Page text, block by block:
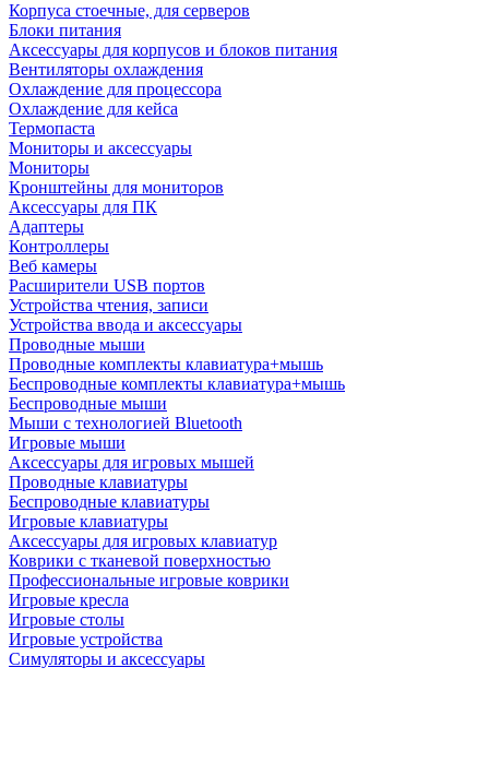
Корпуса стоечные, для серверов
Блоки питания
Аксессуары для корпусов и блоков питания
Вентиляторы охлаждения
Охлаждение для процессора
Охлаждение для кейса
Термопаста
Мониторы и аксессуары
Мониторы
Кронштейны для мониторов
Аксессуары для ПК
Адаптеры
Контроллеры
Веб камеры
Расширители USB портов
Устройства чтения, записи
Устройства ввода и аксессуары
Проводные мыши
Проводные комплекты клавиатура+мышь
Беспроводные комплекты клавиатура+мышь
Беспроводные мыши
Мыши с технологией Bluetooth
Игровые мыши
Аксессуары для игровых мышей
Проводные клавиатуры
Беспроводные клавиатуры
Игровые клавиатуры
Аксессуары для игровых клавиатур
Коврики с тканевой поверхностью
Профессиональные игровые коврики
Игровые кресла
Игровые столы
Игровые устройства
Симуляторы и аксессуары